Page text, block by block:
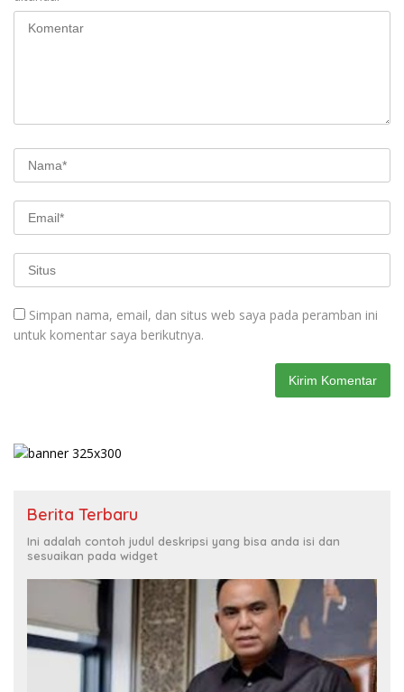
Simpan nama, email, dan situs web saya pada peramban ini
untuk komentar saya berikutnya.
Berita Terbaru
Ini adalah contoh judul deskripsi yang bisa anda isi dan
sesuaikan pada widget